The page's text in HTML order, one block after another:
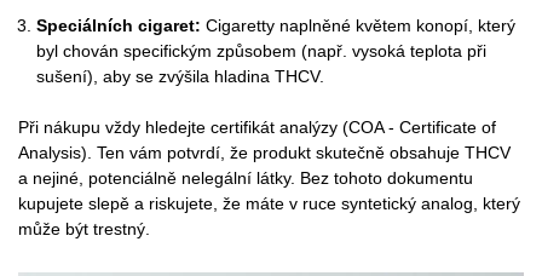
Speciálních cigaret: Cigaretty naplněné květem konopí, který
byl chován specifickým způsobem (např. vysoká teplota při
sušení), aby se zvýšila hladina THCV.
Při nákupu vždy hledejte certifikát analýzy (COA - Certificate of
Analysis). Ten vám potvrdí, že produkt skutečně obsahuje THCV
a nejiné, potenciálně nelegální látky. Bez tohoto dokumentu
kupujete slepě a riskujete, že máte v ruce syntetický analog, který
může být trestný.